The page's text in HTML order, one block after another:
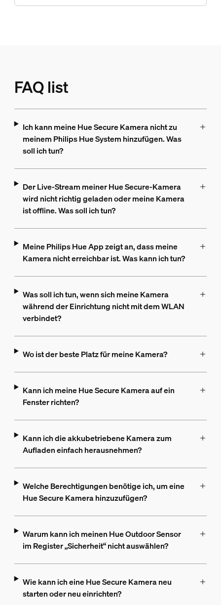
FAQ list
Ich kann meine Hue Secure Kamera nicht zu
meinem Philips Hue System hinzufügen. Was
soll ich tun?
Der Live-Stream meiner Hue Secure-Kamera
wird nicht richtig geladen oder meine Kamera
ist offline. Was soll ich tun?
Meine Philips Hue App zeigt an, dass meine
Kamera nicht erreichbar ist. Was kann ich tun?
Was soll ich tun, wenn sich meine Kamera
während der Einrichtung nicht mit dem WLAN
verbindet?
Wo ist der beste Platz für meine Kamera?
Kann ich meine Hue Secure Kamera auf ein
Fenster richten?
Kann ich die akkubetriebene Kamera zum
Aufladen einfach herausnehmen?
Welche Berechtigungen benötige ich, um eine
Hue Secure Kamera hinzuzufügen?
Warum kann ich meinen Hue Outdoor Sensor
im Register „Sicherheit“ nicht auswählen?
Wie kann ich eine Hue Secure Kamera neu
starten oder neu einrichten?